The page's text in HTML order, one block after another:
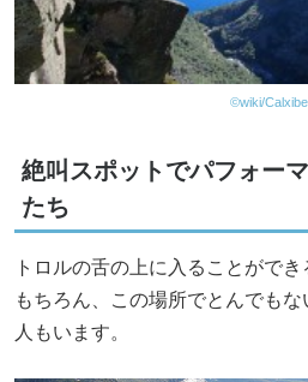
©wiki/Calxibe
絶叫スポットでパフォー
たち
トロルの舌の上に入ることがで
もちろん、この場所でとんでも
人もいます。